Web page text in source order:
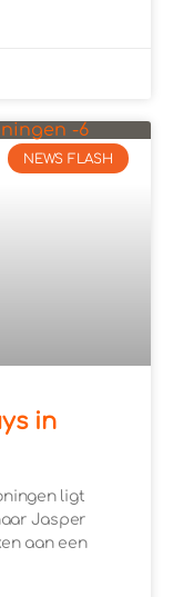
NEWS FLASH
in
ligt
Jasper
aan een